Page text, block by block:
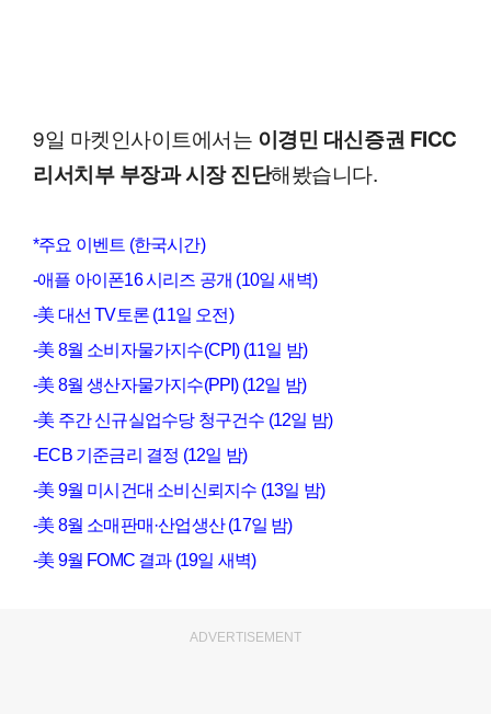
9일 마켓인사이트에서는 이경민 대신증권 FICC
리서치부 부장과 시장 진단해봤습니다.
*주요 이벤트 (한국시간)
-애플 아이폰16 시리즈 공개 (10일 새벽)
-美 대선 TV토론 (11일 오전)
-美 8월 소비자물가지수(CPI) (11일 밤)
-美 8월 생산자물가지수(PPI) (12일 밤)
-美 주간 신규실업수당 청구건수 (12일 밤)
-ECB 기준금리 결정 (12일 밤)
-美 9월 미시건대 소비신뢰지수 (13일 밤)
-美 8월 소매판매·산업생산 (17일 밤)
-美 9월 FOMC 결과 (19일 새벽)
ADVERTISEMENT